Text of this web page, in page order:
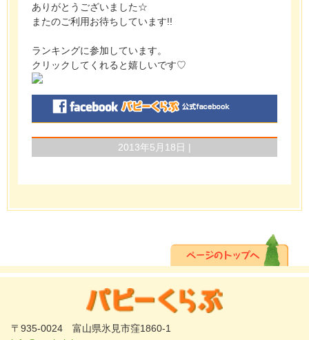
ありがとうございました☆
またのご利用お待ちしています!!
ランキングに参加しています。
クリックしてくれると嬉しいです♡
2013年5月18日 |
〒935-0024 富山県氷見市窪1860-1